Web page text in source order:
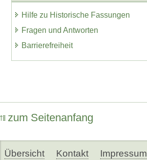
Hilfe zu Historische Fassungen
Fragen und Antworten
Barrierefreiheit
zum Seitenanfang
Übersicht Kontakt Impressum